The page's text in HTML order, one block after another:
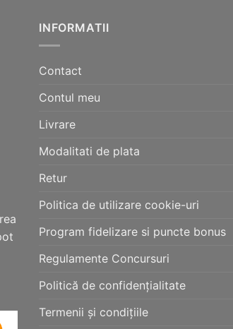
mai
Opțiunile
pot
alese
pagina
INFORMATII
Contact
Contul meu
Livrare
Modalitati de plata
Retur
Politica de utilizare cookie-uri
Program fidelizare si puncte bonus
Regulamente Concursuri
Politică de confidențialitate
Termenii și condițiile